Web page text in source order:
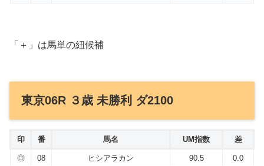
「＋」は馬単の紐候補
東京06R ３歳 未勝利 ダ2100
印 番 馬名 UM指数 差
◎ 08 ヒシアラカン 90.5
0.0